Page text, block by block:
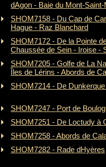
dAgon - Baie du Mont-
SHOM7158 - Du Cap de
Hague - Raz Blanchard
SHOM7172 - De la Pointe
Chaussée de Sein - Iroise -
SHOM7205 - Golfe de La
Îles de Lérins - Abords de
SHOM7214 - De
SHOM7247 - Port de
SHOM7251 - De Loctudy à
SHOM7258 - Abords de
SHOM7282 - Rade dHyères